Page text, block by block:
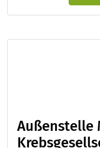
Außenstelle